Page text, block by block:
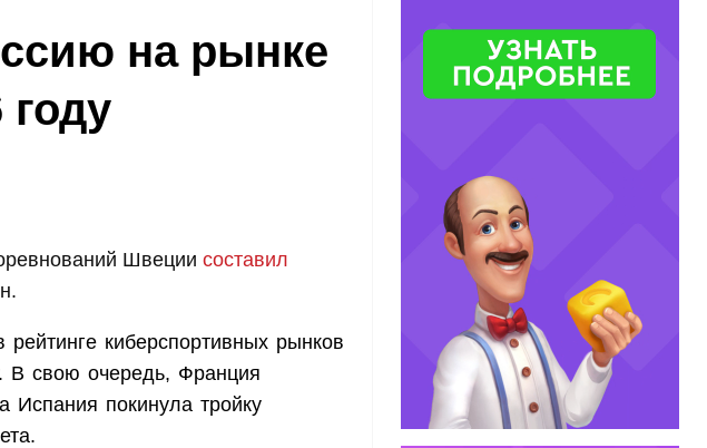
на рынке
году
Швеции составил
киберспортивных рынков
В свою очередь, Франция
Испания покинула тройку